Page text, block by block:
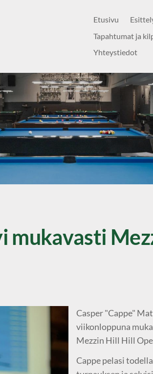
Etusivu
Tapahtumat ja
Yhteystiedot
mukavasti
Casper "Cappe"
viikonloppuna
Mezzin Hill Hill
Cappe pelasi